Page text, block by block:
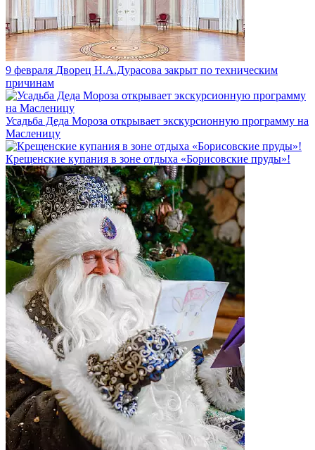
9 февраля Дворец Н.А.Дурасова закрыт по техническим
причинам
Усадьба Деда Мороза открывает экскурсионную программу на
Масленицу
Крещенские купания в зоне отдыха «Борисовские пруды»!